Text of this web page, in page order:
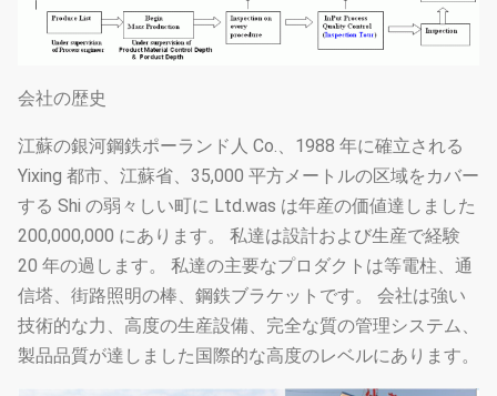
会社の歴史
江蘇の銀河鋼鉄ポーランド人 Co.、1988 年に確立される
Yixing 都市、江蘇省、35,000 平方メートルの区域をカバー
する Shi の弱々しい町に Ltd.was は年産の価値達しました
200,000,000 にあります。 私達は設計および生産で経験
20 年の過します。 私達の主要なプロダクトは等電柱、通
信塔、街路照明の棒、鋼鉄ブラケットです。 会社は強い
技術的な力、高度の生産設備、完全な質の管理システム、
製品品質が達しました国際的な高度のレベルにあります。